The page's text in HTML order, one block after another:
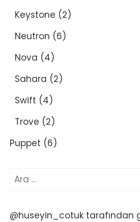
Keystone (2)
Neutron (6)
Nova (4)
Sahara (2)
Swift (4)
Trove (2)
Puppet (6)
Arama:
@huseyin_cotuk tarafından